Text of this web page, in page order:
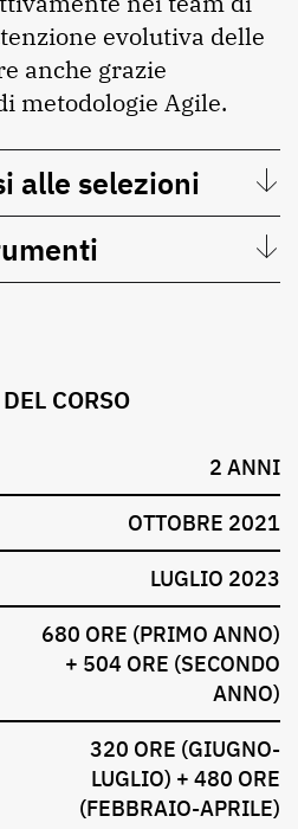
evolutiva delle
anche grazie
metodologie Agile.
alle selezioni
CORSO
2 ANNI
OTTOBRE 2021
LUGLIO 2023
680 ORE (PRIMO ANNO)
+ 504 ORE (SECONDO
ANNO)
320 ORE (GIUGNO-
LUGLIO) + 480 ORE
(FEBBRAIO-APRILE)